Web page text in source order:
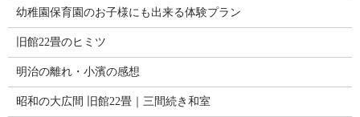
幼稚園保育園のお子様にも出来る体験プラン
旧館22畳のヒミツ
明治の離れ・小濱の感想
昭和の大広間 旧館22畳｜三間続き和室